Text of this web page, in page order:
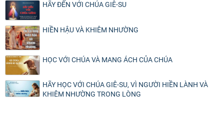
HÃY ĐẾN VỚI CHÚA GIÊ-SU
HIỀN HẬU VÀ KHIÊM NHƯỜNG
HỌC VỚI CHÚA VÀ MANG ÁCH CỦA CHÚA
HÃY HỌC VỚI CHÚA GIÊ-SU, VÌ NGƯỜI HIỀN LÀNH VÀ
KHIÊM NHƯỜNG TRONG LÒNG